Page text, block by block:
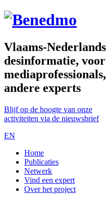
Vlaams-
desinformatie,
andere experts
Blijf op de hoogte van onze
activiteiten via de nieuwsbrief
EN
Home
Publicaties
Netwerk
Vind een expert
Over het project